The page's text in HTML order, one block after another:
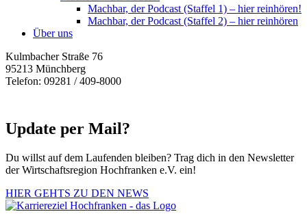
Machbar, der Podcast (Staffel 1) – hier reinhören!
Machbar, der Podcast (Staffel 2) – hier reinhören
Über uns
Kulmbacher Straße 76
95213 Münchberg
Telefon: 09281 / 409-8000
Update per Mail?
Du willst auf dem Laufenden bleiben? Trag dich in den Newsletter
der Wirtschaftsregion Hochfranken e.V. ein!
HIER GEHTS ZU DEN NEWS